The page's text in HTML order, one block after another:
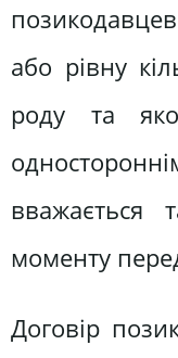
або рівну
роду та
моменту
Договір